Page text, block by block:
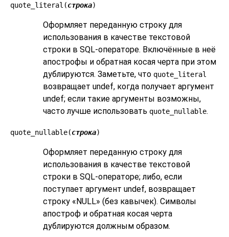
quote_literal(строка)
Оформляет переданную строку для
использования в качестве текстовой
строки в SQL-операторе. Включённые в неё
апострофы и обратная косая черта при этом
дублируются. Заметьте, что quote_literal
возвращает undef, когда получает аргумент
undef; если такие аргументы возможны,
часто лучше использовать quote_nullable.
quote_nullable(строка)
Оформляет переданную строку для
использования в качестве текстовой
строки в SQL-операторе; либо, если
поступает аргумент undef, возвращает
строку «NULL» (без кавычек). Символы
апостроф и обратная косая черта
дублируются должным образом.